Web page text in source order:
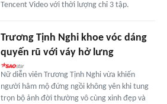
Tencent Video với thời lượng chỉ 3 tập.
Trương Tịnh Nghi khoe vóc dáng
quyến rũ với váy hở lưng
Nữ diễn viên Trương Tịnh Nghi vừa khiến
người hâm mộ đứng ngồi không yên khi tung
trọn bộ ảnh đời thường vô cùng xinh đẹp và